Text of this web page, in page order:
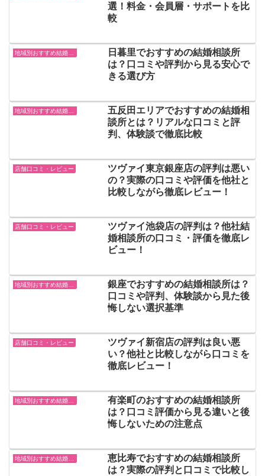
選！料金・会員層・サポートを比
較
日暮里でおすすめの結婚相談所
は？口コミや評判から見る安心で
きる選び方
五反田エリアでおすすめの結婚相
談所とは？リアルな口コミと評
判、体験談で徹底比較
店舗口コミ・レビュー
ツヴァイ東京銀座店の評判は悪い
の？実際の口コミや評価を他社と
比較しながら徹底レビュー！
店舗口コミ・レビュー
ツヴァイ池袋店の評判は？他社結
婚相談所の口コミ・評価を徹底レ
ビュー！
銀座でおすすめの結婚相談所は？
口コミや評判、体験談から見た後
悔しない選択基準
店舗口コミ・レビュー
ツヴァイ新宿店の評判は良い悪
い？他社と比較しながら口コミを
徹底レビュー！
地域別おすすめ結婚相談所
有楽町のおすすめの結婚相談所
は？口コミ評価から見る違いと後
悔しないための注意点
地域別おすすめ結婚相談所
恵比寿でおすすめの結婚相談所
は？実際の評判と口コミで比較し